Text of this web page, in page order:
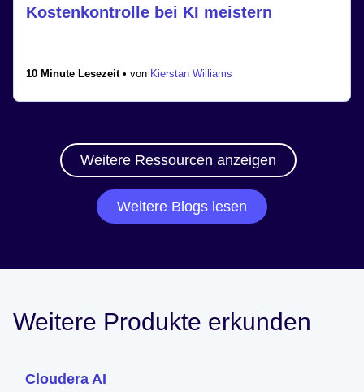
Kostenkontrolle bei KI meistern
10 Minute Lesezeit • von Kierstan Williams
Weitere Ressourcen anzeigen
Weitere Blogs lesen
Weitere Produkte erkunden
Cloudera AI